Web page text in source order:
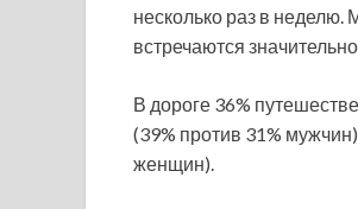
несколько раз в
встречаются
В дороге 36%
(39% против 31%
женщин).